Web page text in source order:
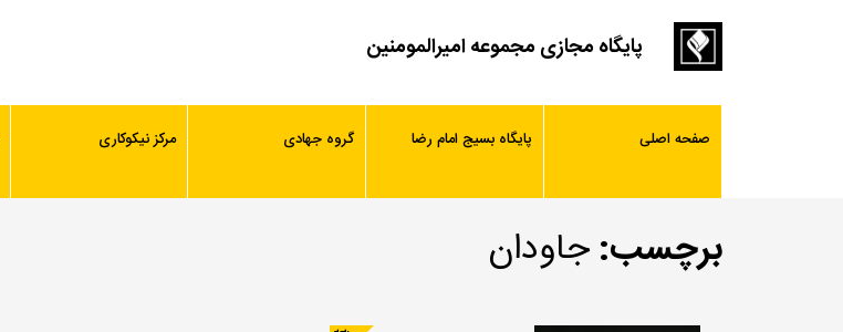
پایگاه مجازی مجموعه امیرالمومنین
صفحه اصلی پایگاه بسیج امام رضا گروه جهادی مرکز نیکوکاری
برچسب:جاودان